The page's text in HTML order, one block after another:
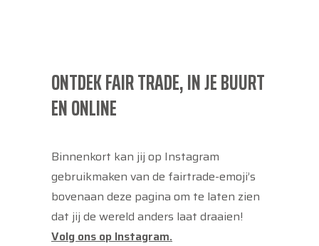
ONTDEK FAIR TRADE, IN JE BUURT
EN ONLINE
Binnenkort kan jij op Instagram
gebruikmaken van de fairtrade-emoji’s
bovenaan deze pagina om te laten zien
dat jij de wereld anders laat draaien!
Volg ons op Instagram.